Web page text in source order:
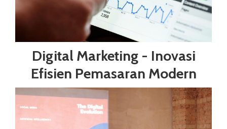
Digital Marketing - Inovasi
Efisien Pemasaran Modern